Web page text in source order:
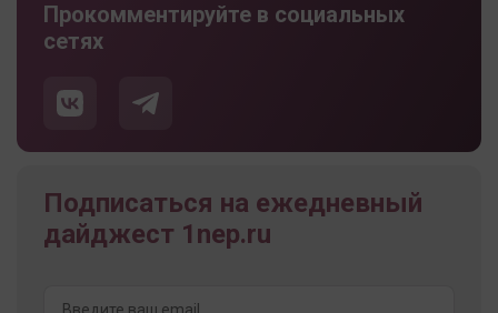
Прокомментируйте в социальных
сетях
Подписаться на ежедневный
дайджест 1nep.ru